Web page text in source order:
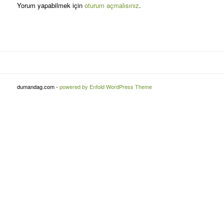
Yorum yapabilmek için oturum açmalısınız.
dumandag.com - powered by Enfold WordPress Theme